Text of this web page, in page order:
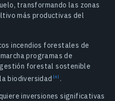
transformando las zonas
más productivas del
incendios forestales de
programas de
forestal sostenible
labiodiversidad
.
inversiones significativas